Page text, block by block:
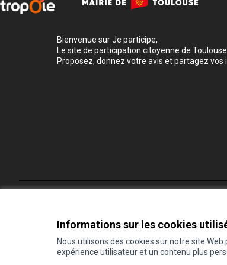
Informations sur les cookies
Nous utilisons des cookies sur notre site
expérience utilisateur et un contenu plus
Bienvenue sur Je participe,
Le site de participation citoyenne de
Proposez, donnez votre avis et partagez vos